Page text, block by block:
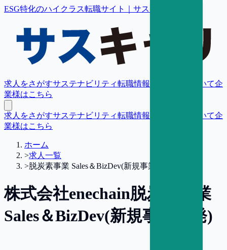
ESG特化のハイクラス転職サイト｜サスキャリ
求人をさがすサステナビリティ転職情報 転職支援について企
業様はこちら
求人をさがすサステナビリティ転職情報 転職支援について企
業様はこちら
ホーム
>求人一覧
>脱炭素事業 Sales＆BizDev(新規事業開発)
株式会社enechain脱炭素事業
Sales＆BizDev(新規事業開発)